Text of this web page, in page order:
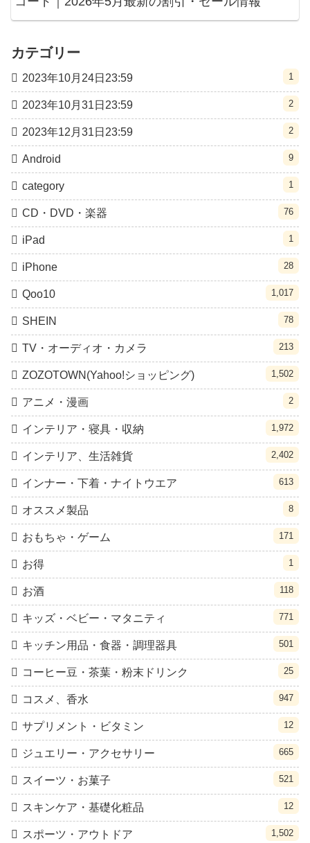
カテゴリー
2023年10月24日23:59 1
2023年10月31日23:59 2
2023年12月31日23:59 2
Android 9
category 1
CD・DVD・楽器 76
iPad 1
iPhone 28
Qoo10 1,017
SHEIN 78
TV・オーディオ・カメラ 213
ZOZOTOWN(Yahoo!ショッピング) 1,502
アニメ・漫画 2
インテリア・寝具・収納 1,972
インテリア、生活雑貨 2,402
インナー・下着・ナイトウエア 613
オススメ製品 8
おもちゃ・ゲーム 171
お得 1
お酒 118
キッズ・ベビー・マタニティ 771
キッチン用品・食器・調理器具 501
コーヒー豆・茶葉・粉末ドリンク 25
コスメ、香水 947
サプリメント・ビタミン 12
ジュエリー・アクセサリー 665
スイーツ・お菓子 521
スキンケア・基礎化粧品 12
スポーツ・アウトドア 1,502